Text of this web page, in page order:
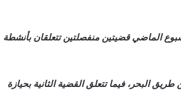
الماضي قضيتين منفصلتين تتعلقان بأنشطة
البحر، فيما تتعلق القضية الثانية بحيازة